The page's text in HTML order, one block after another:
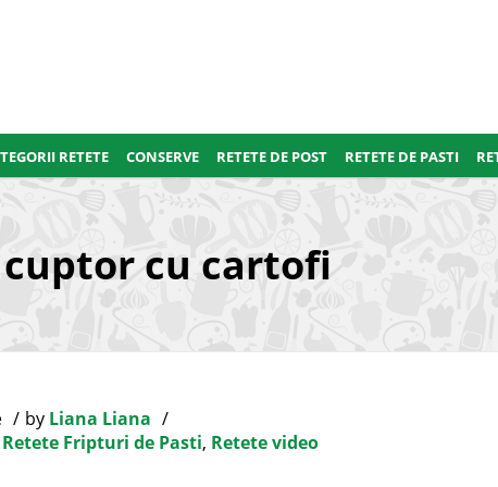
RETETE CONSERVE RETETE DE POST RETETE DE PASTI
cu cartofi
by Liana Liana
Retete Fripturi de Pasti, Retete video